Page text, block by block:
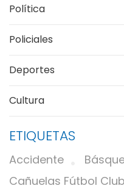
Política
Policiales
Deportes
Cultura
ETIQUETAS
Accidente
Cañuelas Fútbol Club